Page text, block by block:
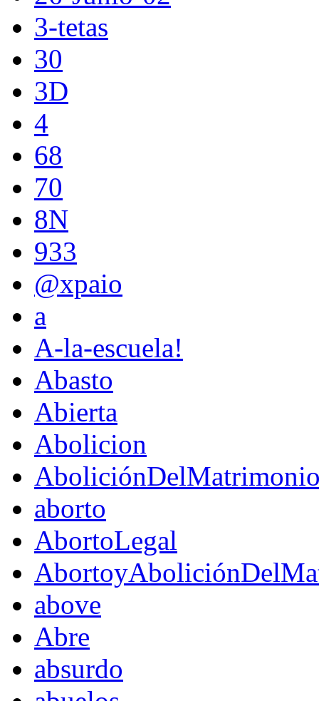
3-tetas
30
3D
4
68
70
8N
933
@xpaio
a
A-la-escuela!
Abasto
Abierta
Abolicion
aborto
AbortoLegal
above
Abre
absurdo